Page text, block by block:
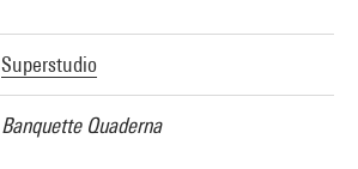
Superstudio
Banquette Quaderna